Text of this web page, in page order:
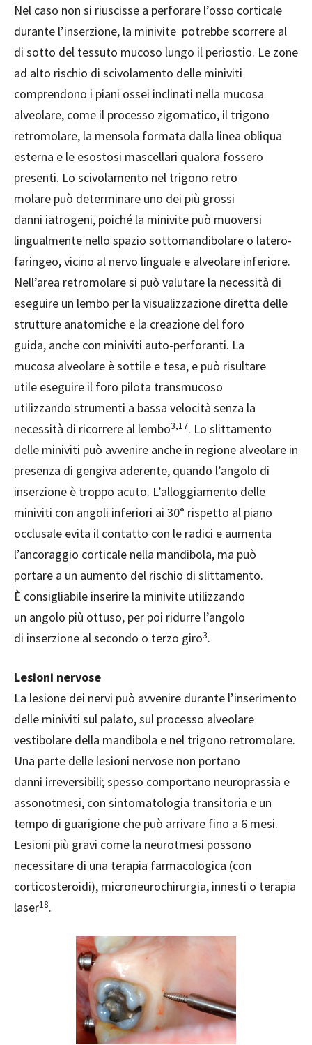
Nel caso non si riuscisse a perforare l’osso corticale
durante l’inserzione, la minivite potrebbe scorrere al
di sotto del tessuto mucoso lungo il periostio. Le zone
ad alto rischio di scivolamento delle miniviti
comprendono i piani ossei inclinati nella mucosa
alveolare, come il processo zigomatico, il trigono
retromolare, la mensola formata dalla linea obliqua
esterna e le esostosi mascellari qualora fossero
presenti. Lo scivolamento nel trigono retro
molare può determinare uno dei più grossi
danni iatrogeni, poiché la minivite può muoversi
lingualmente nello spazio sottomandibolare o latero-
faringeo, vicino al nervo linguale e alveolare inferiore.
Nell’area retromolare si può valutare la necessità di
eseguire un lembo per la visualizzazione diretta delle
strutture anatomiche e la creazione del foro
guida, anche con miniviti auto-perforanti. La
mucosa alveolare è sottile e tesa, e può risultare
utile eseguire il foro pilota transmucoso
utilizzando strumenti a bassa velocità senza la
necessità di ricorrere al lembo3,17. Lo slittamento
delle miniviti può avvenire anche in regione alveolare in
presenza di gengiva aderente, quando l’angolo di
inserzione è troppo acuto. L’alloggiamento delle
miniviti con angoli inferiori ai 30° rispetto al piano
occlusale evita il contatto con le radici e aumenta
l’ancoraggio corticale nella mandibola, ma può
portare a un aumento del rischio di slittamento.
È consigliabile inserire la minivite utilizzando
un angolo più ottuso, per poi ridurre l’angolo
di inserzione al secondo o terzo giro3.
Lesioni nervose
La lesione dei nervi può avvenire durante l’inserimento
delle miniviti sul palato, sul processo alveolare
vestibolare della mandibola e nel trigono retromolare.
Una parte delle lesioni nervose non portano
danni irreversibili; spesso comportano neuroprassia e
assonotmesi, con sintomatologia transitoria e un
tempo di guarigione che può arrivare fino a 6 mesi.
Lesioni più gravi come la neurotmesi possono
necessitare di una terapia farmacologica (con
corticosteroidi), microneurochirurgia, innesti o terapia
laser18.